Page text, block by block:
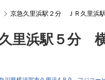
京急久里浜駅２分 ＪＲ久里浜
里浜駅５分